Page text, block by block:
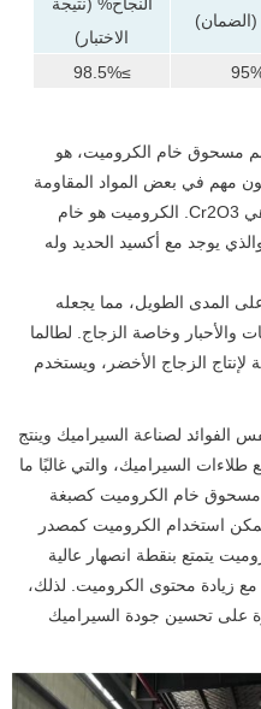
(الضمان)
الاختبار)
≥98.5%
مسحوق خام الكروميت، هو
مهم في بعض المواد المقاومة
للحرارة عالية الأداء. تركيبته الكيميائية هي Cr2O3. الكروميت هو خام
يوجد مع أكسيد الحديد وله
المدى الطويل، مما يجعله
والأحبار وخاصة الزجاج. لطالما
الزجاج الأخضر، ويستخدم
لصناعة السيراميك وينتج
السيراميك، والتي غالبًا ما
مسحوق خام الكروميت كصبغة
استخدام الكروميت كمصدر
يتمتع بنقطة انصهار عالية
مع زيادة محتوى الكروميت. لذلك،
على تحسين جودة السيراميك